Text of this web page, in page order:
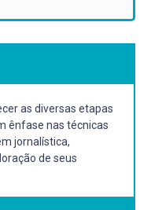
as diversas etapas
ênfase nas técnicas
jornalística,
de seus